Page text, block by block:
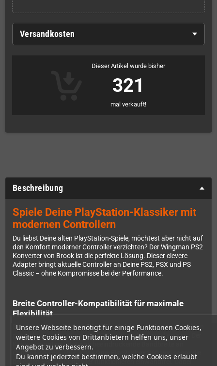
Unsere Webseite benötigt für einige Funktionen Cookies,
weitere Cookies von Drittanbietern helfen uns, unser
Angebot zu verbessern.
Du kannst jederzeit bestimmen, welche Cookies erlaubt
Versandkosten
Dieser Artikel wurde bisher
321
mal verkauft!
Beschreibung
Spiele Deine PlayStation-Klassiker mit
modernen Controllern
Du liebst Deine alten PlayStation-Spiele, möchtest aber nicht auf
den Komfort moderner Controller verzichten? Der Wingman PS2
Konverter von Brook ist die perfekte Lösung. Dieser clevere
Adapter bringt aktuelle Controller an Deine PS2, PSX und PS
Classic – ohne Kompromisse bei der Performance.
Breite Controller-Kompatibilität für maximale
Flexibilität
Brook hat sich als Spezialist für Controller-Adapter einen Namen
gemacht, und der Wingman PS2 zeigt eindrucksvoll warum. Der
Konverter unterstützt eine beeindruckende Bandbreite an
Controllern: PS5, PS4, Xbox One, Elite2, Xbox 360 und sogar die
beliebten 8BitDo-Controller funktionieren einwandfrei. Dabei